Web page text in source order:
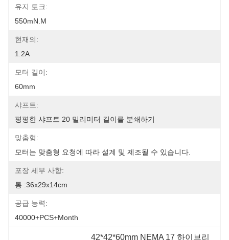
유지 토크:
550mN.m
현재의:
1.2A
모터 길이:
60mm
샤프트:
평평한 샤프트 20 밀리미터 길이를 분쇄하기
맞춤형:
모터는 맞춤형 요청에 따라 설계 및 제조될 수 있습니다.
포장 세부 사항:
통 :36x29x14cm
공급 능력:
40000+PCS+Month
42*42*60mm NEMA 17 하이브리